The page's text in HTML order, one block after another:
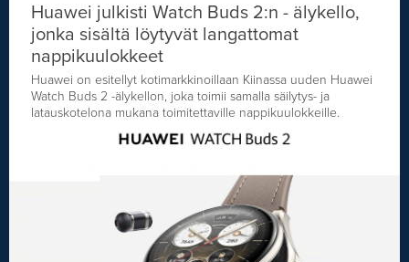
Huawei julkisti Watch Buds 2:n - älykello,
jonka sisältä löytyvät langattomat
nappikuulokkeet
Huawei on esitellyt kotimarkkinoillaan Kiinassa uuden Huawei
Watch Buds 2 -älykellon, joka toimii samalla säilytys- ja
latauskotelona mukana toimitettaville nappikuulokkeille.